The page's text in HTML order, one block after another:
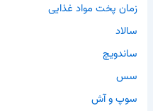
زمان پخت مواد غذایی
سالاد
ساندویچ
سس
سوپ و آش